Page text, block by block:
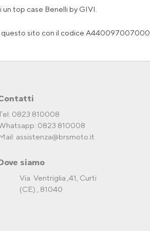
top case Benelli by GIVI.
questo sito con il codice A440097007000.
0823 810008
0823 810008
assistenza@brsmoto.it
siamo
Via Ventriglia ,41, Curti
(CE) , 81040